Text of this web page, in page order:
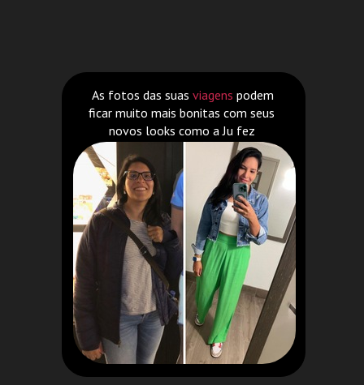
As fotos das suas viagens podem
ficar muito mais bonitas com seus
novos looks como a Ju fez